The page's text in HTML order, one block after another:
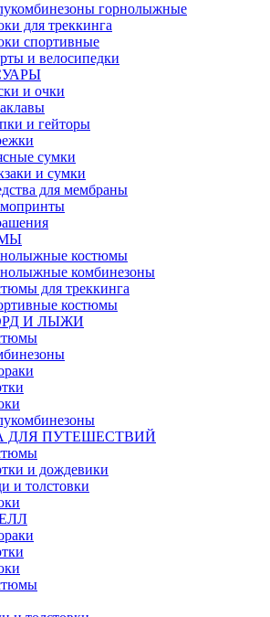
горнолыжные
для треккинга
спортивные
и велосипедки
и очки
и гейторы
сумки
и сумки
для мембраны
костюмы
комбинезоны
для треккинга
костюмы
И ЛЫЖИ
ДЛЯ ПУТЕШЕСТВИЙ
и дождевики
и толстовки